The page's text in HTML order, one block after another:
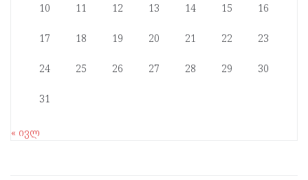
10 11 12 13 14 15 16
17 18 19 20 21 22 23
24 25 26 27 28 29 30
31
« ივლ